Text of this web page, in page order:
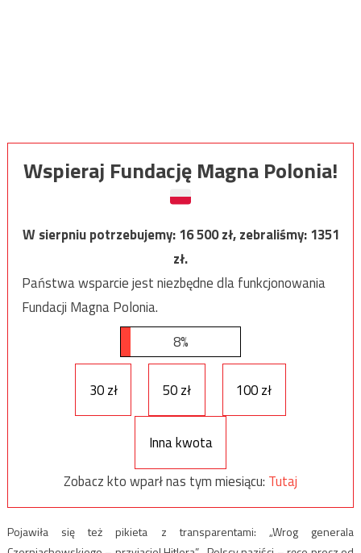
Wspieraj Fundację Magna Polonia!
W sierpniu potrzebujemy:16 500zł, zebraliśmy:1351
zł.
Państwa wsparcie jest niezbędne dla funkcjonowania
Fundacji Magna Polonia.
8%
30 zł 50 zł 100 zł
Inna kwota
Zobacz kto wparł nas tym miesiącu: Tutaj
Pojawiła się też pikieta z transparentami: „Wrog generala